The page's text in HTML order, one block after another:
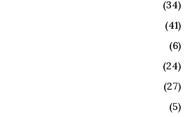
(34)
(41)
(6)
(24)
(27)
(5)